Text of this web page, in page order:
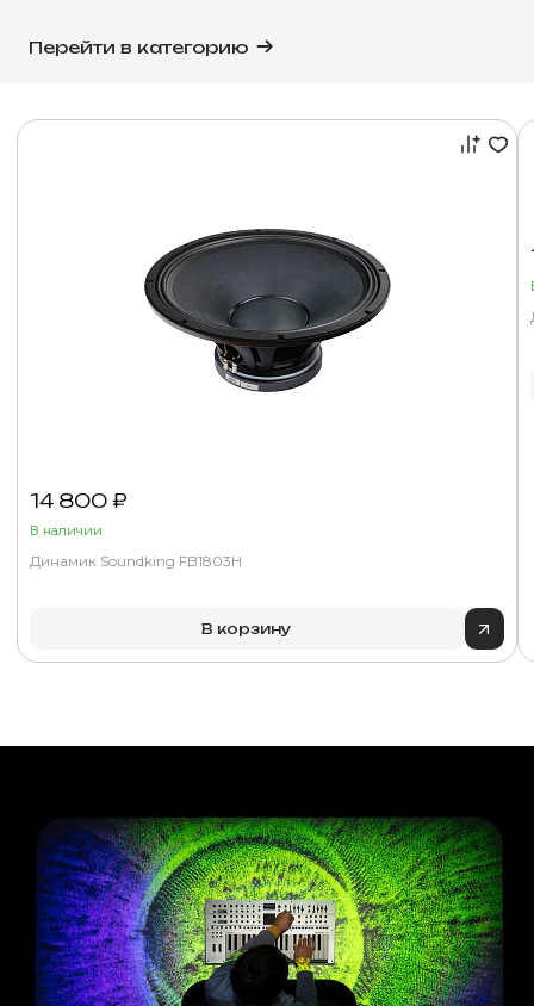
Перейти в категорию
14 800 ₽
В наличии
Динамик Soundking FB1803H
В корзину